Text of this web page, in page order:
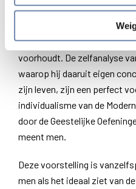
Het spreekt vanzelf dat
een typisch voorbeeld van
van 1521 schijnt volledig het
voorhoudt. De zelfanalyse
waarop hij daaruit eigen
zijn leven, zijn een perfect
individualisme van de
door de Geestelijke
meent men.
Deze voorstelling is
men als het ideaal ziet van